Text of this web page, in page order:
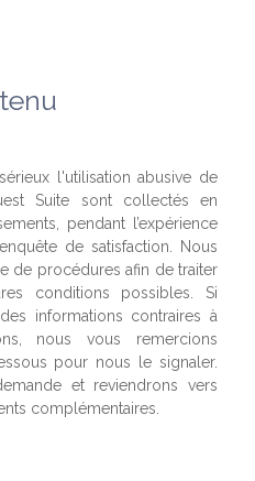
l'utilisation abusive de
Suite sont collectés en
pendant l’expérience
de satisfaction. Nous
de procédures afin de traiter
conditions possibles. Si
informations contraires à
nous vous remercions
pour nous le signaler.
et reviendrons vers
complémentaires.